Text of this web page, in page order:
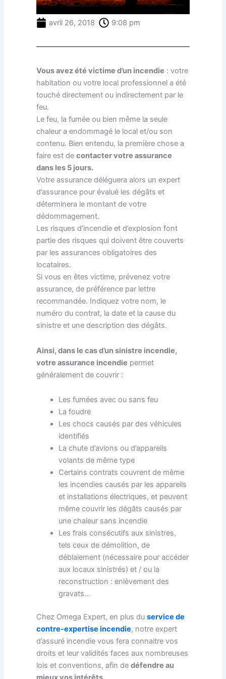
avril 26, 2018 9:08 pm
Vous avez été victime d’un incendie : votre
habitation ou votre local professionnel a été
touché directement ou indirectement par le
feu.
Le feu, la fumée ou bien même la seule
chaleur a endommagé le local et/ou son
contenu. Bien entendu, la première chose a
faire est decontacter votre assurance
dans les 5 jours.
Votre assurance déléguera alors un expert
d’assurance pour évalué les dégâts et
déterminera le montant de votre
dédommagement.
Les risques d’incendie et d’explosion font
partie des risques qui doivent être couverts
par les assurances obligatoires des
locataires.
Si vous en êtes victime, prévenez votre
assurance, de préférence par lettre
recommandée. Indiquez votre nom, le
numéro du contrat, la date et la cause du
sinistre et une description des dégâts.
Ainsi, dans le cas d’un sinistre incendie,
votre assurance incendie permet
généralement de couvrir :
Les fumées avec ou sans feu
La foudre
Les chocs causés par des véhicules
identifiés
La chute d’avions ou d’appareils
volants de même type
Certains contrats couvrent de même
les incendies causés par les appareils
et installations électriques, et peuvent
même couvrir les dégâts causés par
une chaleur sans incendie
Les frais consécutifs aux sinistres,
tels ceux de démolition, de
déblaiement (nécessaire pour accéder
aux locaux sinistrés) et / ou la
reconstruction : enlèvement des
gravats…
Chez Omega Expert, en plus duservice de
contre-expertise incendie, notre expert
d’assuré incendie vous fera connaitre vos
droits et leur validités faces aux nombreuses
lois et conventions, afin dedéfendre au